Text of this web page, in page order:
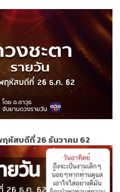
ฤหัสบดีที่ 26 ธันวาคม 62